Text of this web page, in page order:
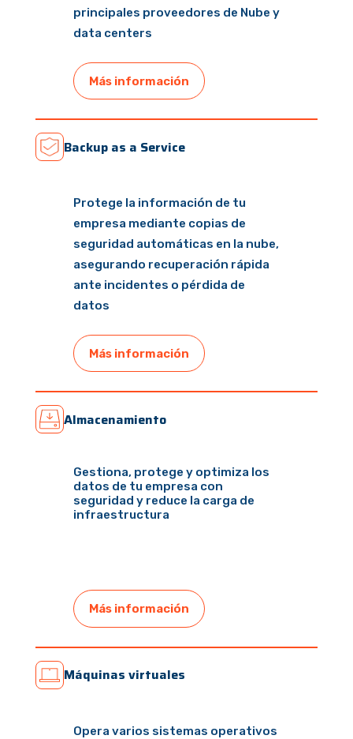
principales proveedores de Nube y
data centers
Más información
Backup as a Service
Protege la información de tu
empresa mediante copias de
seguridad automáticas en la nube,
asegurando recuperación rápida
ante incidentes o pérdida de
datos
Más información
Almacenamiento
Gestiona, protege y optimiza los
datos de tu empresa con
seguridad y reduce la carga de
infraestructura
Más información
Máquinas virtuales
Opera varios sistemas operativos